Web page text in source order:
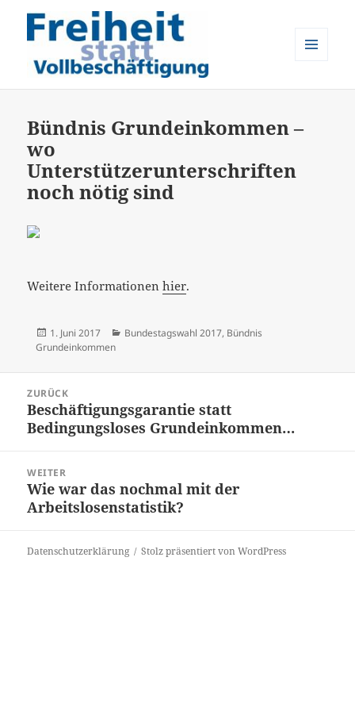
Bündnis Grundeinkommen –
wo
Unterstützerunterschriften
noch nötig sind
Weitere Informationenhier.
Veröffentlicht
am
1. Juni 2017 Kategorien
Bundestagswahl 2017, Bündnis
Grundeinkommen
Navigation
ZURÜCK
Vorheriger
Beitrag:
Beschäftigungsgarantie statt
Bedingungsloses Grundeinkommen…
WEITER
Nächster
Beitrag:
Wie war das nochmal mit der
Arbeitslosenstatistik?
Datenschutzerklärung Stolz präsentiert von WordPress